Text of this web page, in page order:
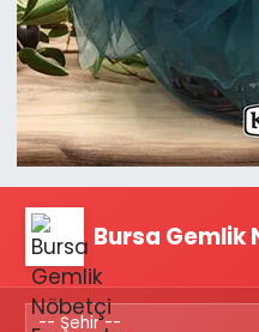
Bursa Gemlik